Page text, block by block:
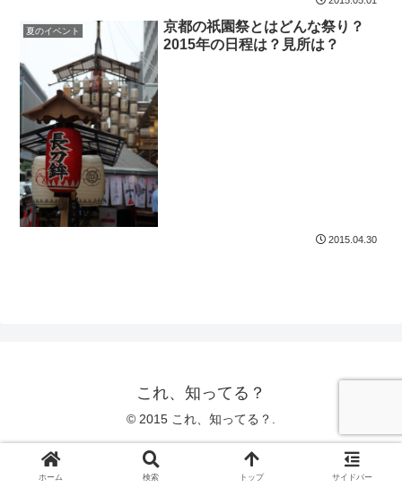
夏のイベント
京都の祇園祭とはどんな祭り？
2015年の日程は？見所は？
2015.04.30
これ、知ってる？
© 2015 これ、知ってる？.
ホーム 検索 トップ サイドバー